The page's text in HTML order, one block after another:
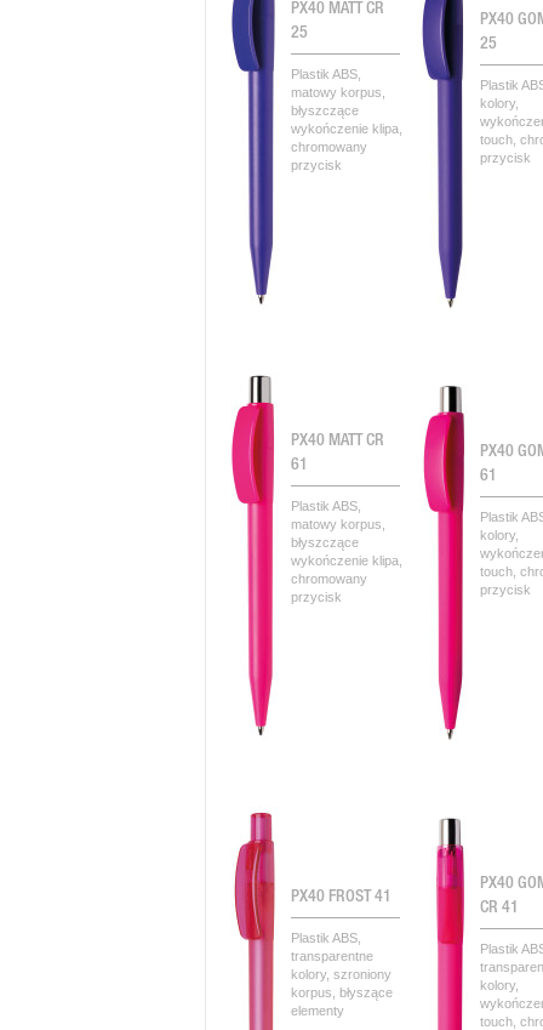
PX40 MATT CR
25
Plastik ABS,
matowy korpus,
błyszczące
wykończenie klipa,
chromowany
przycisk
PX40
25
Plastik
kolory,
touch,
przycisk
PX40 MATT CR
61
Plastik ABS,
matowy korpus,
błyszczące
wykończenie klipa,
chromowany
przycisk
PX40
61
Plastik
kolory,
touch,
przycisk
PX40 FROST 41
Plastik ABS,
transparentne
kolory, szroniony
korpus, błyszące
elementy
PX40
CR 41
Plastik
kolory,
touch,